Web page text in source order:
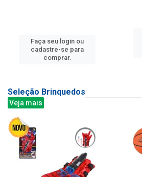
Faça seu login ou
cadastre-se para
comprar.
Seleção Brinquedos
Veja mais